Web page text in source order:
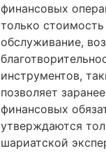
финансовых
только
обслуживание,
инструментов,
позволяет
финансовых
утверждаются
шариатской